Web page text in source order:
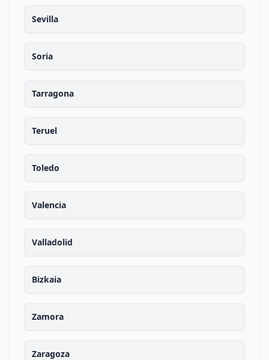
Sevilla
Soria
Tarragona
Teruel
Toledo
Valencia
Valladolid
Bizkaia
Zamora
Zaragoza